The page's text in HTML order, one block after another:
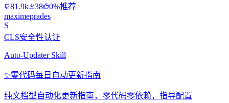
81.9k 38
0%推荐
maximeprades
S
CLS安全性认证
Auto-Updater Skill
✨零代码每日自动更新指南
纯文档型自动化更新指南，零代码零依赖，指导配置